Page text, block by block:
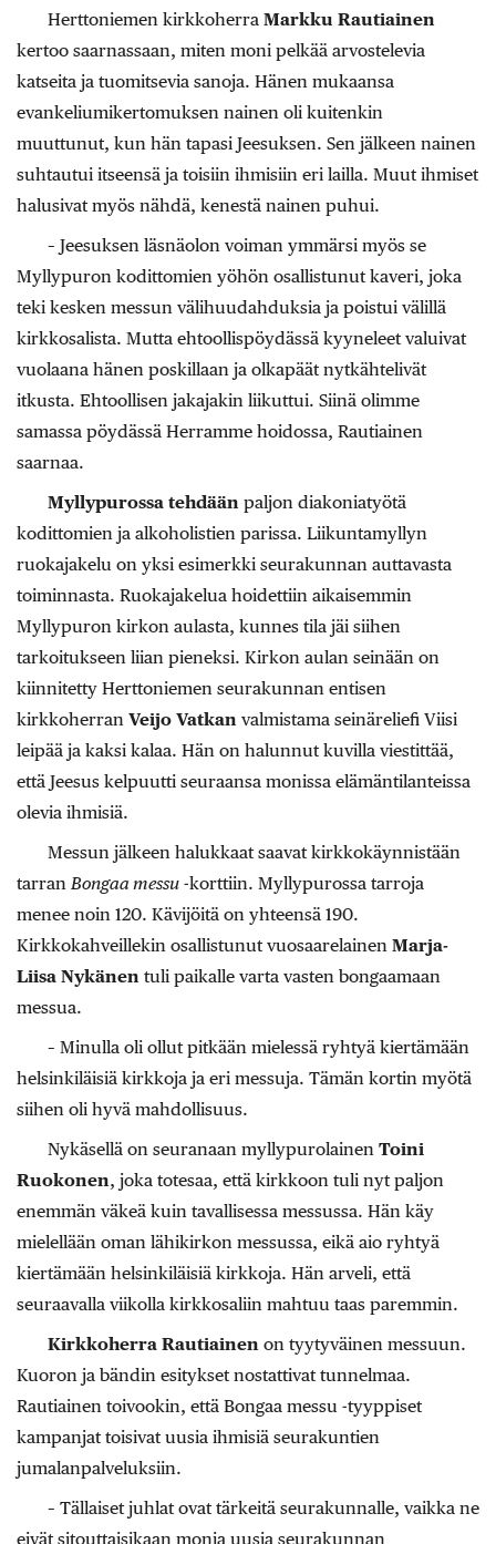
Herttoniemen kirkkoherra Markku Rautiainen
kertoo saarnassaan, miten moni pelkää arvostelevia
katseita ja tuomitsevia sanoja. Hänen mukaansa
evankeliumikertomuksen nainen oli kuitenkin
muuttunut, kun hän tapasi Jeesuksen. Sen jälkeen nainen
suhtautui itseensä ja toisiin ihmisiin eri lailla. Muut ihmiset
halusivat myös nähdä, kenestä nainen puhui.
– Jeesuksen läsnäolon voiman ymmärsi myös se
Myllypuron kodittomien yöhön osallistunut kaveri, joka
teki kesken messun välihuudahduksia ja poistui välillä
kirkkosalista. Mutta ehtoollispöydässä kyyneleet valuivat
vuolaana hänen poskillaan ja olkapäät nytkähtelivät
itkusta. Ehtoollisen jakajakin liikuttui. Siinä olimme
samassa pöydässä Herramme hoidossa, Rautiainen
saarnaa.
Myllypurossa tehdään paljon diakoniatyötä
kodittomien ja alkoholistien parissa. Liikuntamyllyn
ruokajakelu on yksi esimerkki seurakunnan auttavasta
toiminnasta. Ruokajakelua hoidettiin aikaisemmin
Myllypuron kirkon aulasta, kunnes tila jäi siihen
tarkoitukseen liian pieneksi. Kirkon aulan seinään on
kiinnitetty Herttoniemen seurakunnan entisen
kirkkoherran Veijo Vatkan valmistama seinäreliefi Viisi
leipää ja kaksi kalaa. Hän on halunnut kuvilla viestittää,
että Jeesus kelpuutti seuraansa monissa elämäntilanteissa
olevia ihmisiä.
Messun jälkeen halukkaat saavat kirkkokäynnistään
tarran Bongaa messu -korttiin. Myllypurossa tarroja
menee noin 120. Kävijöitä on yhteensä 190.
Kirkkokahveillekin osallistunut vuosaarelainen Marja-
Liisa Nykänen tuli paikalle varta vasten bongaamaan
messua.
– Minulla oli ollut pitkään mielessä ryhtyä kiertämään
helsinkiläisiä kirkkoja ja eri messuja. Tämän kortin myötä
siihen oli hyvä mahdollisuus.
Nykäsellä on seuranaan myllypurolainen Toini
Ruokonen, joka totesaa, että kirkkoon tuli nyt paljon
enemmän väkeä kuin tavallisessa messussa. Hän käy
mielellään oman lähikirkon messussa, eikä aio ryhtyä
kiertämään helsinkiläisiä kirkkoja. Hän arveli, että
seuraavalla viikolla kirkkosaliin mahtuu taas paremmin.
Kirkkoherra Rautiainen on tyytyväinen messuun.
Kuoron ja bändin esitykset nostattivat tunnelmaa.
Rautiainen toivookin, että Bongaa messu -tyyppiset
kampanjat toisivat uusia ihmisiä seurakuntien
jumalanpalveluksiin.
– Tällaiset juhlat ovat tärkeitä seurakunnalle, vaikka ne
eivät sitouttaisikaan monia uusia seurakunnan